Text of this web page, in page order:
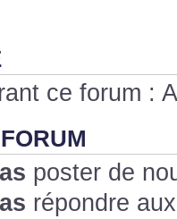
ce forum :
poster de
répondre